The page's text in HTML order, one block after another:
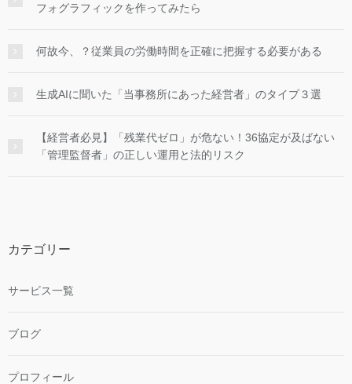
フォグラフィックを作ってみたら
何故今、？従業員の労働時間を正確に把握する必要がある
生成AIに聞いた「当事務所にあった経営者」のタイプ３選
【経営者必見】「残業代ゼロ」が危ない！36協定が及ばない
「管理監督者」の正しい運用と法的リスク
カテゴリー
サービス一覧
ブログ
プロフィール